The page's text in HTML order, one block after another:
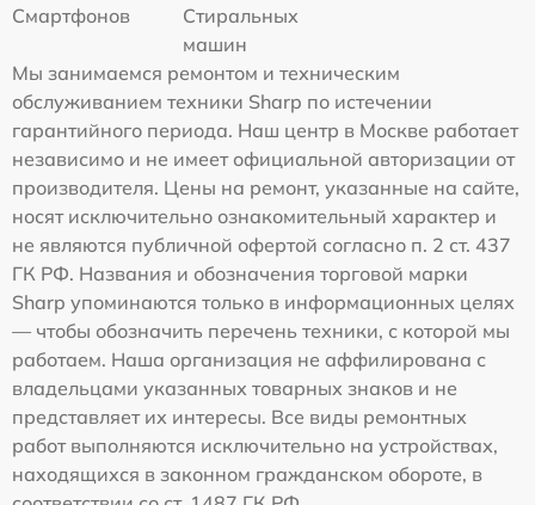
Смартфонов
Стиральных
машин
Мы занимаемся ремонтом и техническим
обслуживанием техники Sharp по истечении
гарантийного периода. Наш центр в Москве работает
независимо и не имеет официальной авторизации от
производителя. Цены на ремонт, указанные на сайте,
носят исключительно ознакомительный характер и
не являются публичной офертой согласно п. 2 ст. 437
ГК РФ. Названия и обозначения торговой марки
Sharp упоминаются только в информационных целях
— чтобы обозначить перечень техники, с которой мы
работаем. Наша организация не аффилирована с
владельцами указанных товарных знаков и не
представляет их интересы. Все виды ремонтных
работ выполняются исключительно на устройствах,
находящихся в законном гражданском обороте, в